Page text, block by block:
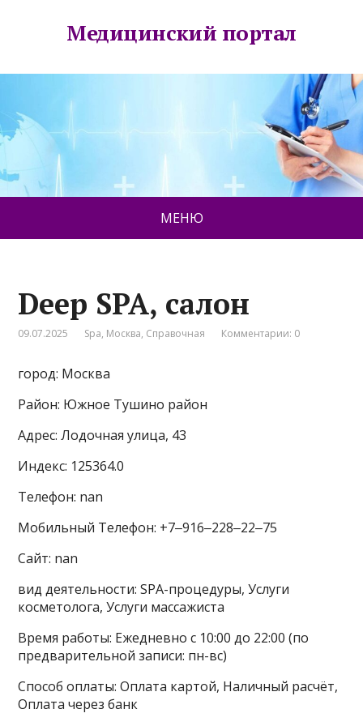
Медицинский портал
МЕНЮ
Deep SPA, салон
09.07.2025 Spa, Москва, Справочная Комментарии: 0
город: Москва
Район: Южное Тушино район
Адрес: Лодочная улица, 43
Индекс: 125364.0
Телефон: nan
Мобильный Телефон: +7‒916‒228‒22‒75
Сайт: nan
вид деятельности: SPA-процедуры, Услуги
косметолога, Услуги массажиста
Время работы: Ежедневно с 10:00 до 22:00 (по
предварительной записи: пн-вс)
Способ оплаты: Оплата картой, Наличный расчёт,
Оплата через банк